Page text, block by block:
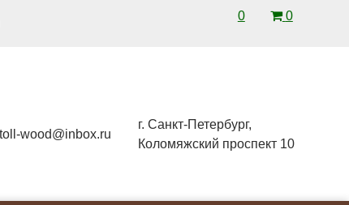
0 0
wood@inbox.ru
г. Санкт-Петербург,
Коломяжский проспект 10